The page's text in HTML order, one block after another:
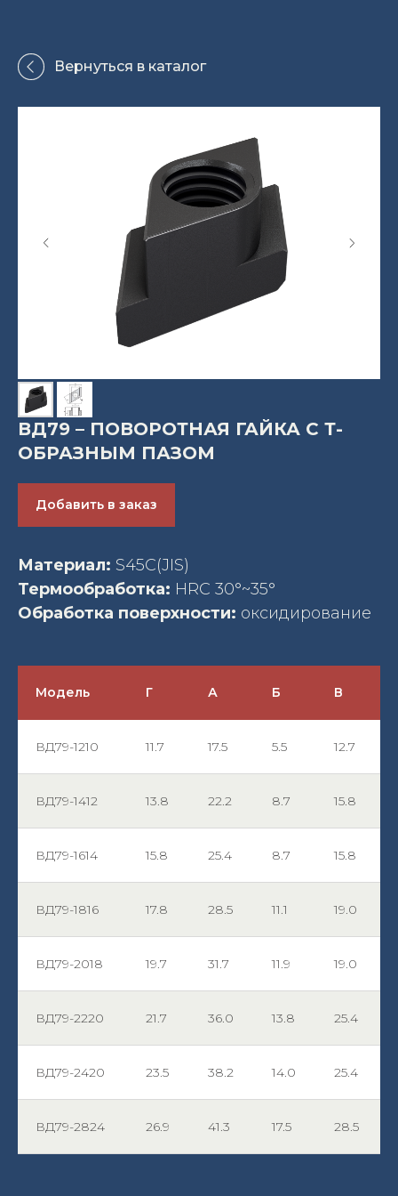
Вернуться в каталог
ВД79 – ПОВОРОТНАЯ ГАЙКА С Т-
ОБРАЗНЫМ ПАЗОМ
Добавить в заказ
Материал: S45C(JIS)
Термообработка: HRC 30°~35°
Обработка поверхности: оксидирование
Модель Г А Б В
ВД79-1210 11.7 17.5 5.5 12.7
ВД79-1412 13.8 22.2 8.7 15.8
ВД79-1614 15.8 25.4 8.7 15.8
ВД79-1816 17.8 28.5 11.1 19.0
ВД79-2018 19.7 31.7 11.9 19.0
ВД79-2220 21.7 36.0 13.8 25.4
ВД79-2420 23.5 38.2 14.0 25.4
ВД79-2824 26.9 41.3 17.5 28.5